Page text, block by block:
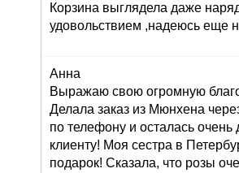
Корзина выглядела даже
удовольствием ,надеюсь еще
Анна
Выражаю свою огромную
Делала заказ из Мюнхена
по телефону и осталась
клиенту! Моя сестра в
подарок! Сказала, что розы